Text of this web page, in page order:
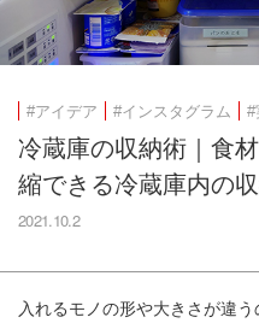
#アイデア #インスタグラム #
冷蔵庫の収納術｜食
縮できる冷蔵庫内の
2021.10.2
入れるモノの形や大きさが違